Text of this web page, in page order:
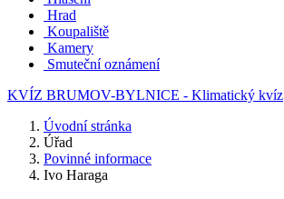
Hrad
Koupaliště
Kamery
Smuteční oznámení
KVÍZ BRUMOV-BYLNICE - Klimatický kvíz
Úvodní stránka
Úřad
Povinné informace
Ivo Haraga